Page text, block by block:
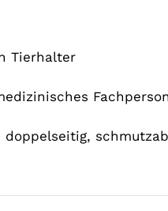
Tierhalter
doppelseitig,